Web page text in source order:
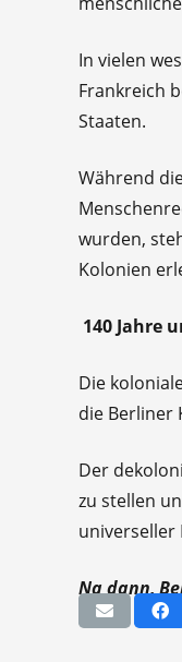
In vielen
Frankreich
Staaten.
Während
wurden,
Kolonien
140 Jahre
Die
die Berliner
Der
zu stellen
universeller
Na dann,